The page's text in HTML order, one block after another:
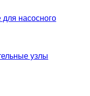
насосного
узлы